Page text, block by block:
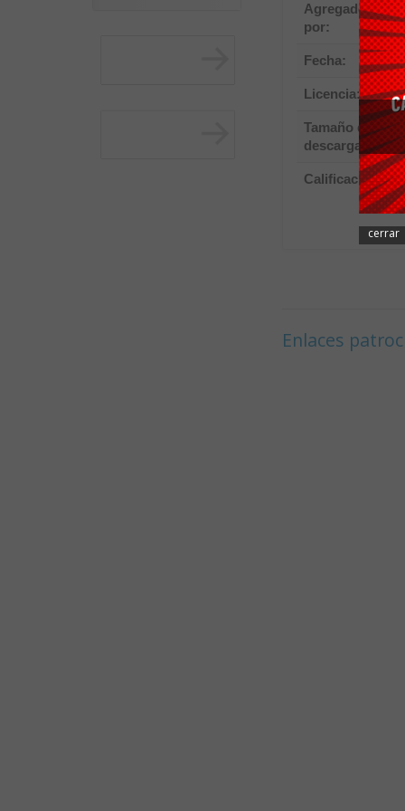
Agregado
por:
Fecha:
Licencia:
Tamaño de
descarga:
Calificación:
Enlaces
cerrar